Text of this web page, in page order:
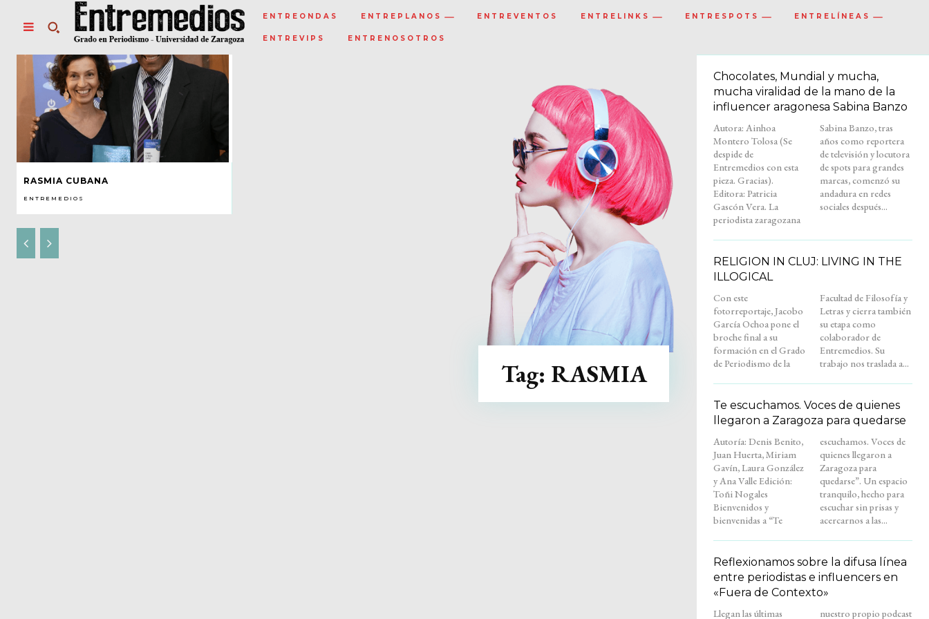
ENTREONDAS ENTREPLANOS ENTREVENTOS ENTRELINKS ENTRESPOTS ENTRELÍNEAS
ENTREVIPS ENTRENOSOTROS
RASMIA CUBANA
ENTREMEDIOS
Tag: RASMIA
Chocolates, Mundial y mucha,
mucha viralidad de la mano de la
influencer aragonesa Sabina Banzo
Autora: Ainhoa
Montero Tolosa (Se
despide de
Entremedios con esta
pieza. Gracias).
Editora: Patricia
Gascón Vera. La
periodista zaragozana
Sabina Banzo, tras
años como reportera
de televisión y locutora
de spots para grandes
marcas, comenzó su
andadura en redes
sociales después...
RELIGION IN CLUJ: LIVING IN THE
ILLOGICAL
Con este
fotorreportaje, Jacobo
García Ochoa pone el
broche final a su
formación en el Grado
de Periodismo de la
Facultad de Filosofía y
Letras y cierra también
su etapa como
colaborador de
Entremedios. Su
trabajo nos traslada a...
Te escuchamos. Voces de quienes
llegaron a Zaragoza para quedarse
Autoría: Denis Benito,
Juan Huerta, Miriam
Gavín, Laura González
y Ana Valle Edición:
Toñi Nogales
Bienvenidos y
bienvenidas a “Te
escuchamos. Voces de
quienes llegaron a
Zaragoza para
quedarse”. Un espacio
tranquilo, hecho para
escuchar sin prisas y
acercarnos a las...
Reflexionamos sobre la difusa línea
entre periodistas e influencers en
«Fuera de Contexto»
Llegan las últimas
nuestro propio podcast